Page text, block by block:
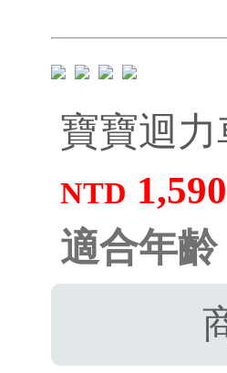
寶寶迴力
NTD 1,590
適合年齡